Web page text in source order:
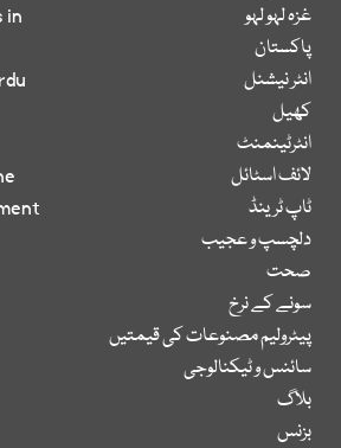
غزہ لہو لہو
پاکستان
انٹر نیشنل
کھیل
انٹرٹینمنٹ
لائف اسٹائل
ٹاپ ٹرینڈ
دلچسپ و عجیب
صحت
سونے کے نرخ
پیٹرولیم مصنوعات کی قیمتیں
سائنس و ٹیکنالوجی
بلاگ
بزنس
in